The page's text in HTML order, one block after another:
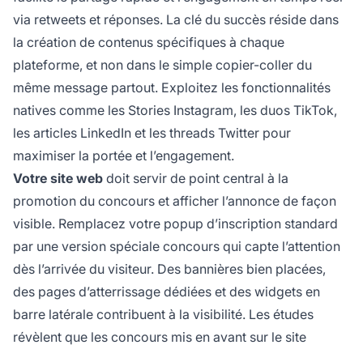
via retweets et réponses. La clé du succès réside dans
la création de contenus spécifiques à chaque
plateforme, et non dans le simple copier-coller du
même message partout. Exploitez les fonctionnalités
natives comme les Stories Instagram, les duos TikTok,
les articles LinkedIn et les threads Twitter pour
maximiser la portée et l’engagement.
Votre site web doit servir de point central à la
promotion du concours et afficher l’annonce de façon
visible. Remplacez votre popup d’inscription standard
par une version spéciale concours qui capte l’attention
dès l’arrivée du visiteur. Des bannières bien placées,
des pages d’atterrissage dédiées et des widgets en
barre latérale contribuent à la visibilité. Les études
révèlent que les concours mis en avant sur le site